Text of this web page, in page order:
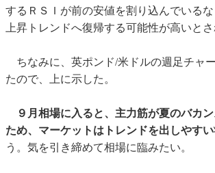
するＲＳＩが前の安値を割り込んでいる
上昇トレンドへ復帰する可能性が高いとさ
ちなみに、英ポンド/米ドルの週足チャ
たので、上に示した。
９月相場に入ると、主力筋が夏のバカ
ため、マーケットはトレンドを出しやすい
う。気を引き締めて相場に臨みたい。